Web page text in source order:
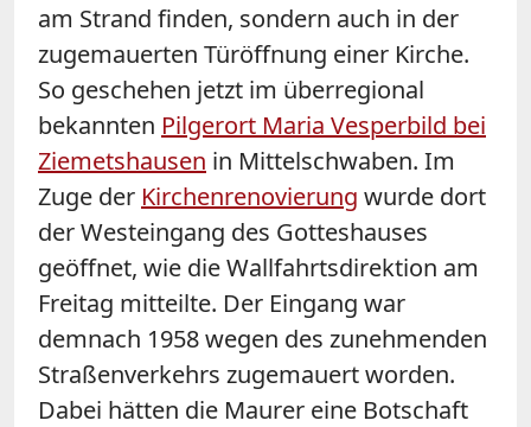
am Strand finden, sondern auch in der
zugemauerten Türöffnung einer Kirche.
So geschehen jetzt im überregional
bekannten Pilgerort Maria Vesperbild bei
Ziemetshausen in Mittelschwaben. Im
Zuge der Kirchenrenovierung wurde dort
der Westeingang des Gotteshauses
geöffnet, wie die Wallfahrtsdirektion am
Freitag mitteilte. Der Eingang war
demnach 1958 wegen des zunehmenden
Straßenverkehrs zugemauert worden.
Dabei hätten die Maurer eine Botschaft